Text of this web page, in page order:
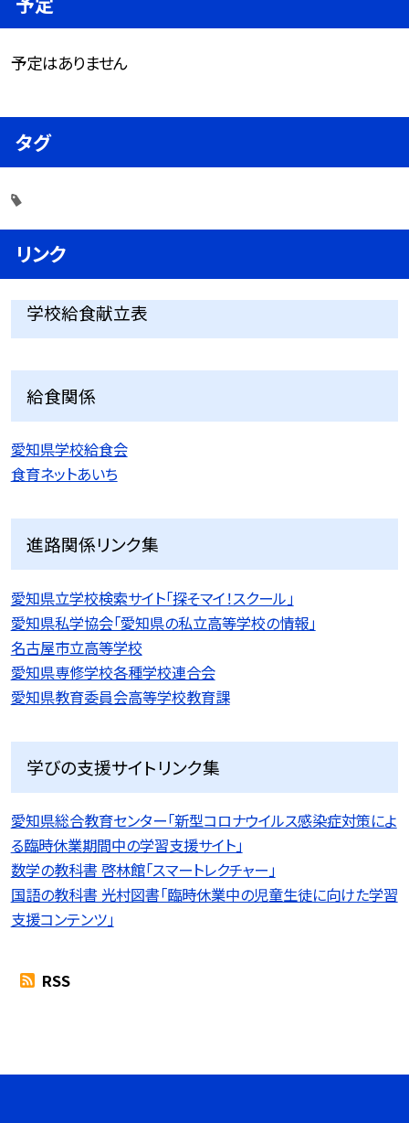
予定はありません
タグ
リンク
学校給食献立表
給食関係
愛知県学校給食会
食育ネットあいち
進路関係リンク集
愛知県立学校検索サイト「探そマイ！スクール」
愛知県私学協会「愛知県の私立高等学校の情報」
名古屋市立高等学校
愛知県専修学校各種学校連合会
愛知県教育委員会高等学校教育課
学びの支援サイトリンク集
愛知県総合教育センター「新型コロナウイルス感染症対策によ
る臨時休業期間中の学習支援サイト」
数学の教科書 啓林館「スマートレクチャー」
国語の教科書 光村図書「臨時休業中の児童生徒に向けた学習
支援コンテンツ」
RSS